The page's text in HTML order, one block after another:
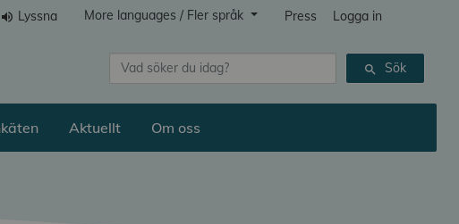
volume_up Lyssna More languages / Fler språk Press Logga in
search Sök
Aktuellt Om oss